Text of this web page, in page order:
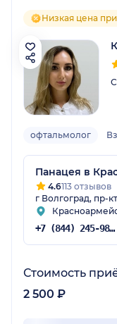
Низкая цена
офтальмолог
Панацея в
4.6113 отзывов
г Волгоград, пр-
+7 (844) 245-98-04
Стоимость
2 500 ₽